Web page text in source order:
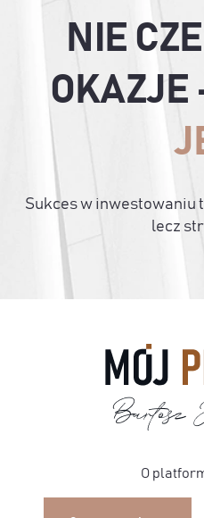
NIE
OKAZJE
Sukces w inwestowaniu
lecz
O